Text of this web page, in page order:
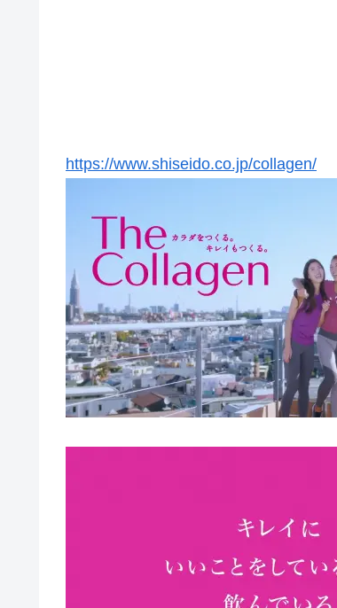
https://www.shiseido.co.jp/collagen/